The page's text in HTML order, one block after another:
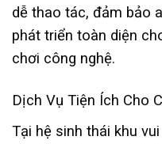
dễ thao tác, đảm bảo
phát triển toàn diện
chơi công nghệ.
Dịch Vụ Tiện Ích Cho
Tại hệ sinh thái khu